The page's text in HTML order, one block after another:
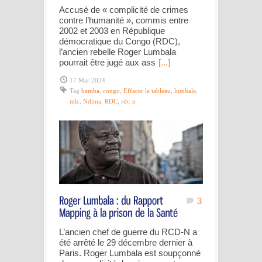
Accusé de « complicité de crimes
contre l’humanité », commis entre
2002 et 2003 en République
démocratique du Congo (RDC),
l’ancien rebelle Roger Lumbala
pourrait être jugé aux ass [...]
17 Mar 2024
Tag bemba congo Effacer le tableau lumbala
mlc Ndima RDC rdc-n
3
L’ancien chef de guerre du RCD-N a
été arrêté le 29 décembre dernier à
Paris. Roger Lumbala est soupçonné